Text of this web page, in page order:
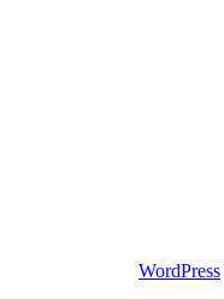
WordPress